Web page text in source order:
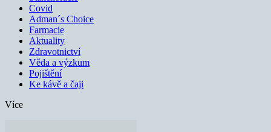
Covid
Adman´s Choice
Farmacie
Aktuality
Zdravotnictví
Věda a výzkum
Pojištění
Ke kávě a čaji
Více